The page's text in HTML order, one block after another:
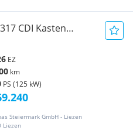
CDI Kasten
Transporter /
EZ
km
PS (125 kW)
Steiermark GmbH - Liezen
Liezen